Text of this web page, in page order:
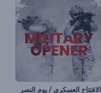
الافتتاح العسكري / يوم النصر